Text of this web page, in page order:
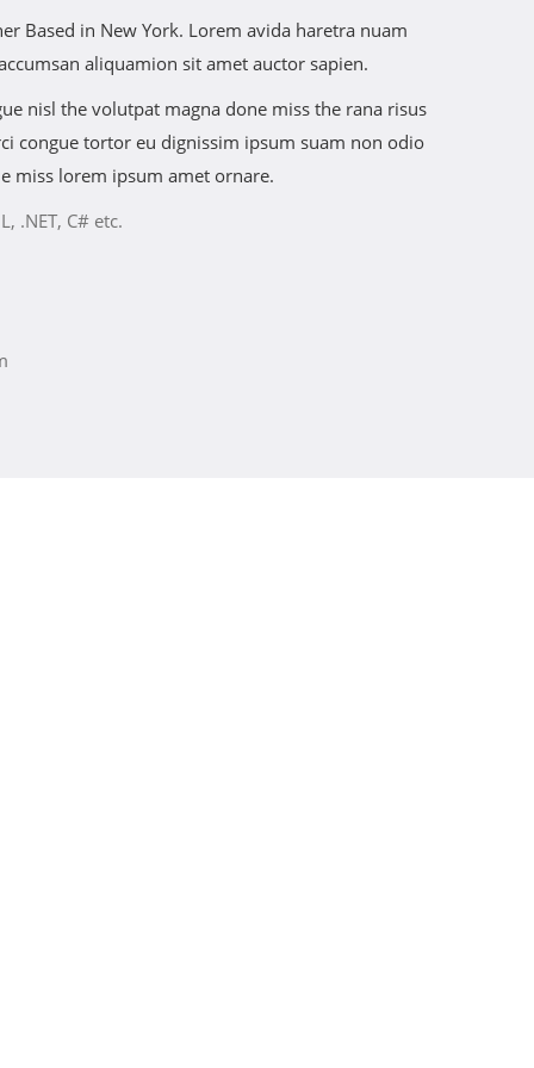
Based in New York. Lorem avida haretra nuam
aliquamion sit amet auctor sapien.
nisl the volutpat magna done miss the rana risus
congue tortor eu dignissim ipsum suam non odio
miss lorem ipsum amet ornare.
.NET, C# etc.